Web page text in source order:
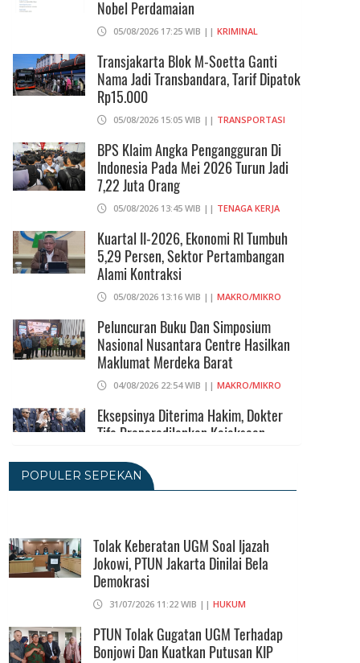
Nobel Perdamaian
05/08/2026 17:25 WIB || KRIMINAL
Transjakarta Blok M-Soetta Ganti
Nama Jadi Transbandara, Tarif Dipatok
Rp15.000
05/08/2026 15:05 WIB || TRANSPORTASI
BPS Klaim Angka Pengangguran Di
Indonesia Pada Mei 2026 Turun Jadi
7,22 Juta Orang
05/08/2026 13:45 WIB || TENAGA KERJA
Kuartal II-2026, Ekonomi RI Tumbuh
5,29 Persen, Sektor Pertambangan
Alami Kontraksi
05/08/2026 13:16 WIB || MAKRO/MIKRO
Peluncuran Buku Dan Simposium
Nasional Nusantara Centre Hasilkan
Maklumat Merdeka Barat
04/08/2026 22:54 WIB || MAKRO/MIKRO
Eksepsinya Diterima Hakim, Dokter
Tifa Praperadilankan Kejaksaan
04/08/2026 18:37 WIB ||
04/08/2026 17:11 WIB ||HUKUM
Sebaiknya Eko Sulistyo Jadi Justice
Collaborator
04/08/2026 13:15 WIB || OPINI
POPULER SEPEKAN
Tolak Keberatan UGM Soal Ijazah
Jokowi, PTUN Jakarta Dinilai Bela
Demokrasi
31/07/2026 11:22 WIB || HUKUM
PTUN Tolak Gugatan UGM Terhadap
Bonjowi Dan Kuatkan Putusan KIP